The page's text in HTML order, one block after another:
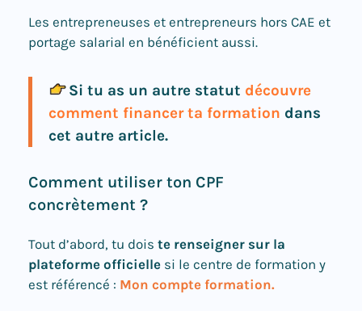
Les entrepreneuses et entrepreneurs hors CAE et
portage salarial en bénéficient aussi.
Si tu as un autre statut découvre
comment financer ta formation dans
cet autre article.
Comment utiliser ton CPF
concrètement ?
Tout d’abord, tu dois te renseigner sur la
plateforme officielle si le centre de formation y
est référencé : Mon compte formation.